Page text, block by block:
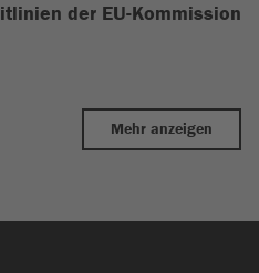
der EU-Kommission
Mehr anzeigen